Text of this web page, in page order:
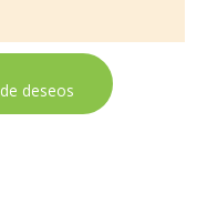
deseos